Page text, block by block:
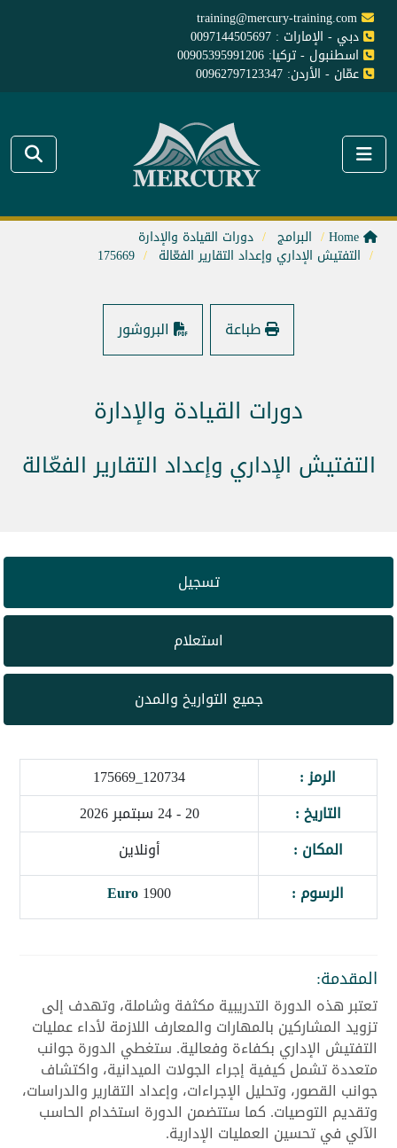
training@mercury-training.com
دبي - الإمارات : 0097144505697
اسطنبول - تركيا: 00905395991206
عمّان - الأردن: 00962797123347
البرامج دورات القيادة والإدارة
التفتيش الإداري وإعداد التقارير الفعّالة 175669
طباعة البروشور
دورات القيادة والإدارة
التفتيش الإداري وإعداد التقارير الفعّالة
تسجيل
استعلام
جميع التواريخ والمدن
الرمز :
120734_175669
التاريخ :
20 - 24 سبتمبر 2026
المكان :
أونلاين
الرسوم :
1900
Euro
المقدمة:
تعتبر هذه الدورة التدريبية مكثفة وشاملة، وتهدف إلى
تزويد المشاركين بالمهارات والمعارف اللازمة لأداء عمليات
التفتيش الإداري بكفاءة وفعالية. ستغطي الدورة جوانب
متعددة تشمل كيفية إجراء الجولات الميدانية، واكتشاف
جوانب القصور، وتحليل الإجراءات، وإعداد التقارير والدراسات،
وتقديم التوصيات. كما ستتضمن الدورة استخدام الحاسب
الآلي في تحسين العمليات الإدارية.